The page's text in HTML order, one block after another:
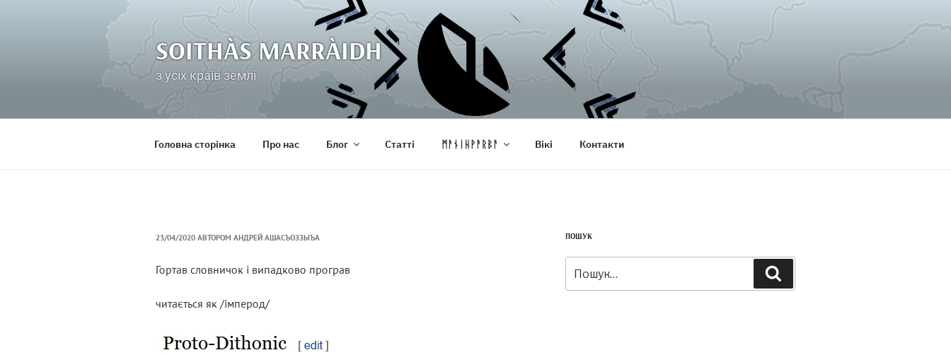
SOITHÀS MARRÀIDH
з усіх країв землі
Головна сторінка Про нас Блог Статті ᛗᚨᚾᛁᚺᚹᚨᚱᛒᚨ Вікі Контакти
ОПУБЛІКОВАНО
23/04/2020 АВТОРОМ АНДРЕЙ АШАСЪОЗЗЫЪА
Гортав словничок і випадково програв
читається як /імперод/
ПОШУК